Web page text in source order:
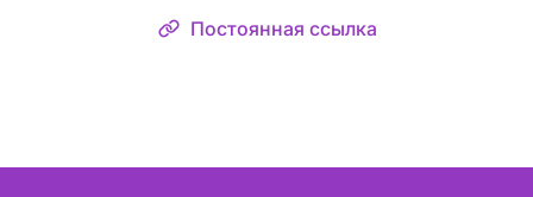
Постоянная ссылка